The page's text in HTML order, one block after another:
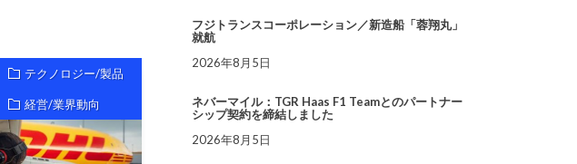
テクノロジー/製品
経営/業界動向
フジトランスコーポレーション／新造船「蓉翔丸」
就航
2026年8月5日
ネバーマイル：TGR Haas F1 Teamとのパートナー
シップ契約を締結しました
2026年8月5日